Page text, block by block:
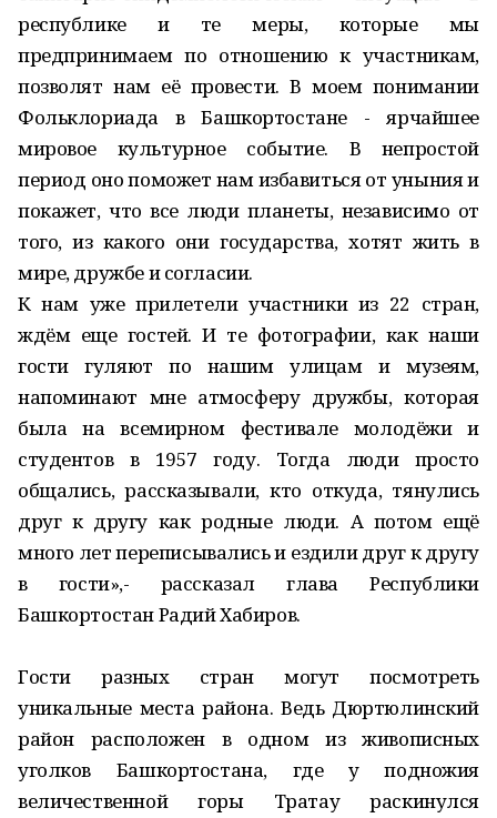
республике и те меры, которые мы
предпринимаем по отношению к участникам,
позволят нам её провести. В моем понимании
Фольклориада в Башкортостане - ярчайшее
мировое культурное событие. В непростой
период оно поможет нам избавиться от уныния и
покажет, что все люди планеты, независимо от
того, из какого они государства, хотят жить в
мире, дружбе и согласии.
К нам уже прилетели участники из 22 стран,
ждём еще гостей. И те фотографии, как наши
гости гуляют по нашим улицам и музеям,
напоминают мне атмосферу дружбы, которая
была на всемирном фестивале молодёжи и
студентов в 1957 году. Тогда люди просто
общались, рассказывали, кто откуда, тянулись
друг к другу как родные люди. А потом ещё
много лет переписывались и ездили друг к другу
в гости»,- рассказал глава Республики
Башкортостан Радий Хабиров.
Гости разных стран могут посмотреть
уникальные места района. Ведь Дюртюлинский
район расположен в одном из живописных
уголков Башкортостана, где у подножия
величественной горы Тратау раскинулся